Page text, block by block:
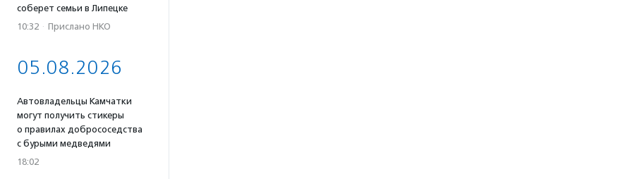
соберет семьи в Липецке
10:32 · Прислано НКО
05.08.2026
Автовладельцы Камчатки
могут получить стикеры
о правилах добрососедства
с бурыми медведями
18:02